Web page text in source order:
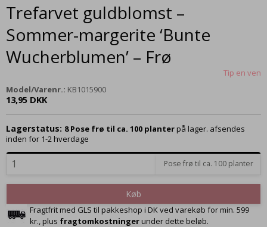
Trefarvet guldblomst –
Sommer-margerite ‘Bunte
Wucherblumen’ – Frø
Tip en ven
Model/Varenr.: KB1015900
13,95 DKK
Lagerstatus: 8 Pose frø til ca. 100 planterpå lager. afsendes
inden for 1-2 hverdage
Pose frø til ca. 100 planter
Køb
Fragtfrit med GLS til pakkeshop i DK ved varekøb for min. 599
kr., plus fragtomkostningerunder dette beløb.